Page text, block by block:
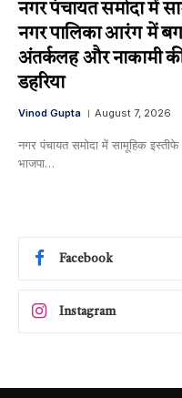
नगर पंचायत समोदा में
नगर पालिका आरंग में
अंतर्कलह और नाकामी
डहरिया
Vinod Gupta August 7, 2026
नगर पंचायत समोदा में सामूहिक
भाजपा…
Facebook
Instagram